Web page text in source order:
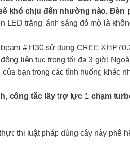
khó chịu đến nhường nào. Đèn
LED trắng, ánh sáng đỏ mờ là
# H30 sử dụng CREE
liên tục trong tối đa 3 giờ!
bạn trong các tình huống khác
công tắc lẫy trợ lực 1 chạm
thi luật pháp dùng cây này phê